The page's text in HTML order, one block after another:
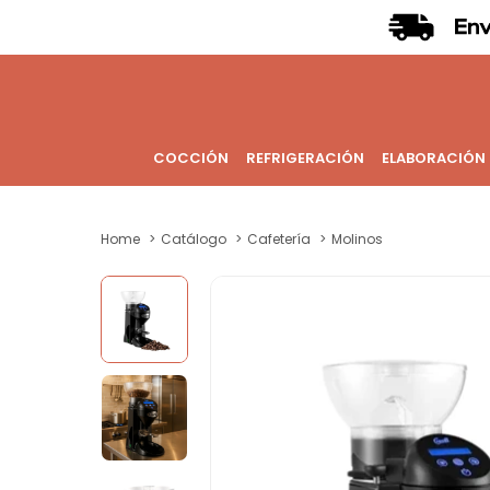
COCCIÓN REFRIGERACIÓN ELABORACIÓN
Home Catálogo Cafetería Molinos